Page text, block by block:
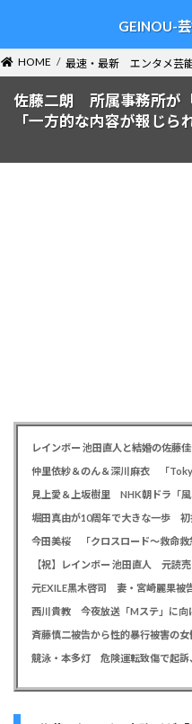
ン
ツ
ー
シ
GEINOU-
HOME 最速・最新 エンタメ芸
佐藤二朗 所属事務所が
「一方的な内容が報じら
仲里依紗＆のん＆深川麻衣 「
堀田真由が10周年で大きな一歩 初
今田美桜 「クロスロード～救命救
【祝】レインボー 池田直人 元読